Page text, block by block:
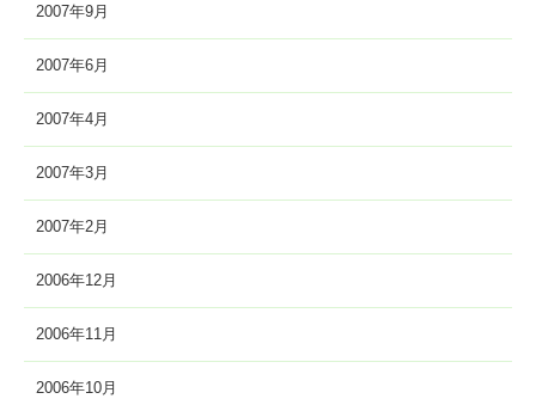
2007年9月
2007年6月
2007年4月
2007年3月
2007年2月
2006年12月
2006年11月
2006年10月